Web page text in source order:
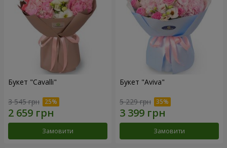
Букет "Cаvalli"
3 545 грн
Замовити
Букет "Aviva"
5 229 грн
Замовити